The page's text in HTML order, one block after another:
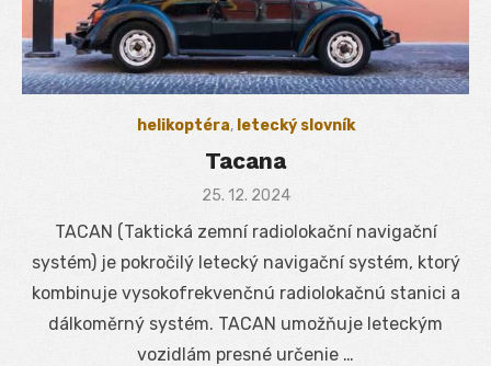
helikoptéra, letecký slovník
Tacana
Posted
25. 12. 2024
TACAN (Taktická zemní radiolokační navigační
systém) je pokročilý letecký navigační systém, ktorý
kombinuje vysokofrekvenčnú radiolokačnú stanici a
dálkoměrný systém. TACAN umožňuje leteckým
vozidlám presné určenie …